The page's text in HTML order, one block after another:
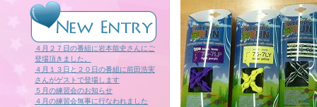
４月２７日の番組に岩本能史さんにご
登場頂きました。
４月１３日と２０日の番組に前田浩実
さんがゲストで登場します
５月の練習会のお知らせ
４月の練習会無事に行なわれました